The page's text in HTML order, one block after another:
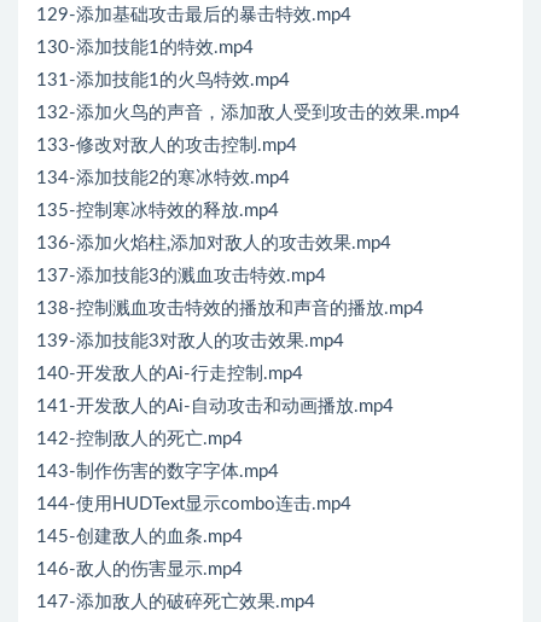
129-添加基础攻击最后的暴击特效.mp4
130-添加技能1的特效.mp4
131-添加技能1的火鸟特效.mp4
132-添加火鸟的声音，添加敌人受到攻击的效果.mp4
133-修改对敌人的攻击控制.mp4
134-添加技能2的寒冰特效.mp4
135-控制寒冰特效的释放.mp4
136-添加火焰柱,添加对敌人的攻击效果.mp4
137-添加技能3的溅血攻击特效.mp4
138-控制溅血攻击特效的播放和声音的播放.mp4
139-添加技能3对敌人的攻击效果.mp4
140-开发敌人的Ai-行走控制.mp4
141-开发敌人的Ai-自动攻击和动画播放.mp4
142-控制敌人的死亡.mp4
143-制作伤害的数字字体.mp4
144-使用HUDText显示combo连击.mp4
145-创建敌人的血条.mp4
146-敌人的伤害显示.mp4
147-添加敌人的破碎死亡效果.mp4